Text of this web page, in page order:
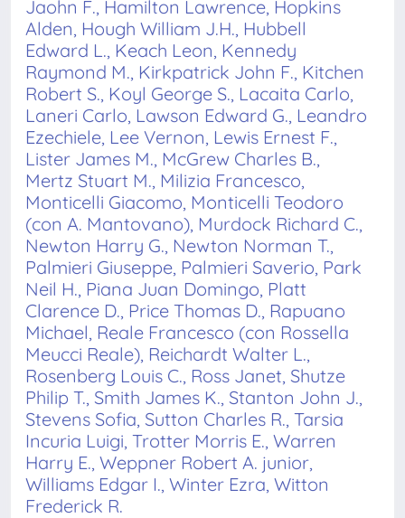
Jaohn F., Hamilton Lawrence, Hopkins
Alden, Hough William J.H., Hubbell
Edward L., Keach Leon, Kennedy
Raymond M., Kirkpatrick John F., Kitchen
Robert S., Koyl George S., Lacaita Carlo,
Laneri Carlo, Lawson Edward G., Leandro
Ezechiele, Lee Vernon, Lewis Ernest F.,
Lister James M., McGrew Charles B.,
Mertz Stuart M., Milizia Francesco,
Monticelli Giacomo, Monticelli Teodoro
(con A. Mantovano), Murdock Richard C.,
Newton Harry G., Newton Norman T.,
Palmieri Giuseppe, Palmieri Saverio, Park
Neil H., Piana Juan Domingo, Platt
Clarence D., Price Thomas D., Rapuano
Michael, Reale Francesco (con Rossella
Meucci Reale), Reichardt Walter L.,
Rosenberg Louis C., Ross Janet, Shutze
Philip T., Smith James K., Stanton John J.,
Stevens Sofia, Sutton Charles R., Tarsia
Incuria Luigi, Trotter Morris E., Warren
Harry E., Weppner Robert A. junior,
Williams Edgar I., Winter Ezra, Witton
Frederick R.